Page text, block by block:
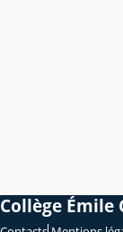
Collège Émile